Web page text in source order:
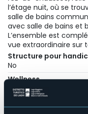
l’étage nuit, où se
salle de bains
avec salle de bains et
L’ensemble est
vue extraordinaire sur
Structure pour
No
Wellness
No